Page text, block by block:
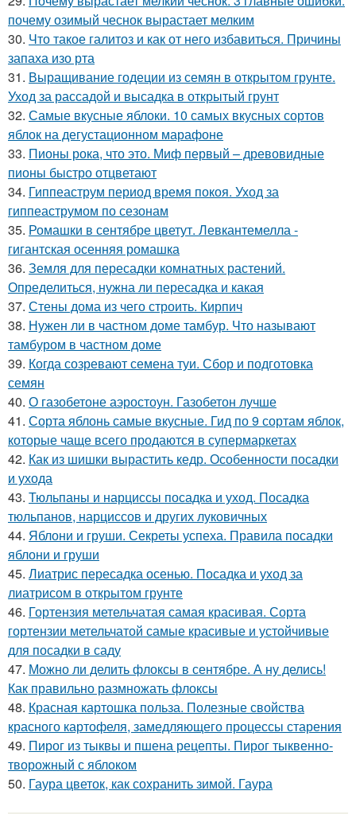
почему озимый чеснок вырастает мелким
30. Что такое галитоз и как от него избавиться. Причины
запаха изо рта
31. Выращивание годеции из семян в открытом грунте.
Уход за рассадой и высадка в открытый грунт
32. Самые вкусные яблоки. 10 самых вкусных сортов
яблок на дегустационном марафоне
33. Пионы рока, что это. Миф первый – древовидные
пионы быстро отцветают
34. Гиппеаструм период время покоя. Уход за
гиппеаструмом по сезонам
35. Ромашки в сентябре цветут. Левкантемелла -
гигантская осенняя ромашка
36. Земля для пересадки комнатных растений.
Определиться, нужна ли пересадка и какая
37. Стены дома из чего строить. Кирпич
38. Нужен ли в частном доме тамбур. Что называют
тамбуром в частном доме
39. Когда созревают семена туи. Сбор и подготовка
семян
40. О газобетоне аэростоун. Газобетон лучше
41. Сорта яблонь самые вкусные. Гид по 9 сортам яблок,
которые чаще всего продаются в супермаркетах
42. Как из шишки вырастить кедр. Особенности посадки
и ухода
43. Тюльпаны и нарциссы посадка и уход. Посадка
тюльпанов, нарциссов и других луковичных
44. Яблони и груши. Секреты успеха. Правила посадки
яблони и груши
45. Лиатрис пересадка осенью. Посадка и уход за
лиатрисом в открытом грунте
46. Гортензия метельчатая самая красивая. Сорта
гортензии метельчатой самые красивые и устойчивые
для посадки в саду
47. Можно ли делить флоксы в сентябре. А ну делись!
Как правильно размножать флоксы
48. Красная картошка польза. Полезные свойства
красного картофеля, замедляющего процессы старения
49. Пирог из тыквы и пшена рецепты. Пирог тыквенно-
творожный с яблоком
50. Гаура цветок, как сохранить зимой. Гаура